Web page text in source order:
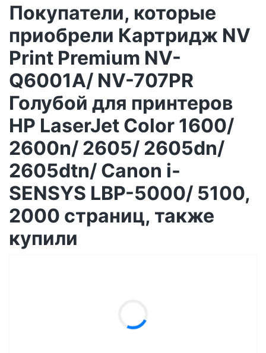
Покупатели, которые
приобрели Картридж NV
Print Premium NV-
Q6001A/ NV-707PR
Голубой для принтеров
HP LaserJet Color 1600/
2600n/ 2605/ 2605dn/
2605dtn/ Canon i-
SENSYS LBP-5000/ 5100,
2000 страниц, также
купили